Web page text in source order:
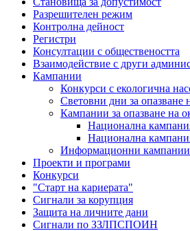
Разрешителен режим
Контролна дейност
Регистри
Консултации с обществеността
Взаимодействие с други
Кампании
Конкурси с екологична
Световни дни за опазване
Кампании за опазване на
Национална
Национална
Информационни кампании
Проекти и програми
Конкурси
"Старт на кариерата"
Сигнали за корупция
Защита на личните дани
Сигнали по ЗЗЛПСПОИН